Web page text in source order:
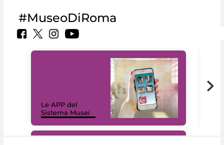
#MuseoDiRoma
Le APP del
Sistema Musei